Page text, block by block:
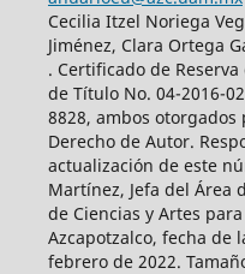
Cecilia Itzel Noriega
Jiménez, Clara Ortega
. Certificado de
de Título No. 04-2016-
8828, ambos
Derecho de Autor.
actualización de este
Martínez, Jefa del Área
de Ciencias y Artes
Azcapotzalco, fecha de
febrero de 2022.